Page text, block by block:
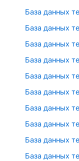
База данных
База данных
База данных
База данных
База данных
База данных
База данных
База данных
База данных
База данных